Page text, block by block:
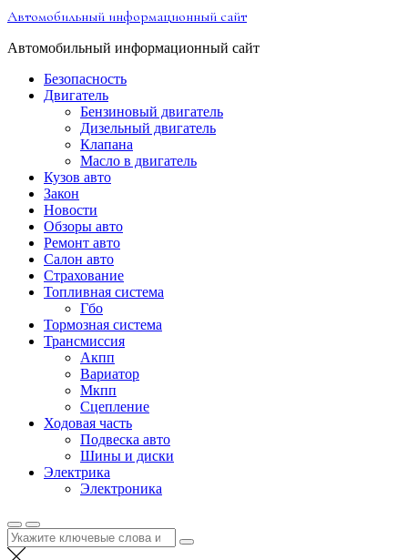
Перейти
содержимому
Автомобильный информационный сайт
Автомобильный информационный сайт
Безопасность
Двигатель
Бензиновый двигатель
Дизельный двигатель
Клапана
Масло в двигатель
Кузов авто
Закон
Новости
Обзоры авто
Ремонт авто
Салон авто
Страхование
Топливная система
Гбо
Тормозная система
Трансмиссия
Акпп
Вариатор
Мкпп
Сцепление
Ходовая часть
Подвеска авто
Шины и диски
Электрика
Электроника
Найти: